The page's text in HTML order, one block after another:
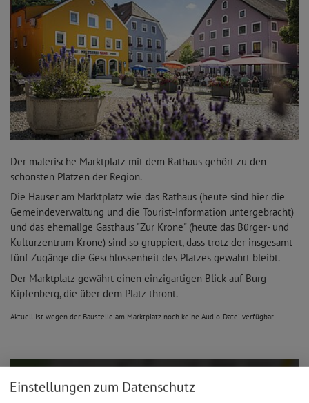
Der malerische Marktplatz mit dem Rathaus gehört zu den
schönsten Plätzen der Region.
Die Häuser am Marktplatz wie das Rathaus (heute sind hier die
Gemeindeverwaltung und die Tourist-Information untergebracht)
und das ehemalige Gasthaus "Zur Krone" (heute das Bürger- und
Kulturzentrum Krone) sind so gruppiert, dass trotz der insgesamt
fünf Zugänge die Geschlossenheit des Platzes gewahrt bleibt.
Der Marktplatz gewährt einen einzigartigen Blick auf Burg
Kipfenberg, die über dem Platz thront.
Aktuell ist wegen der Baustelle am Marktplatz noch keine Audio-Datei verfügbar.
Einstellungen zum Datenschutz